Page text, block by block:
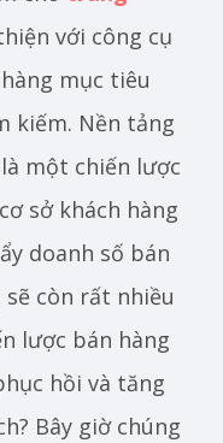
với công cụ
mục tiêu
kiếm. Nền tảng
một chiến lược
sở khách hàng
doanh số bán
sẽ còn rất nhiều
lược bán hàng
hồi và tăng
Bây giờ chúng